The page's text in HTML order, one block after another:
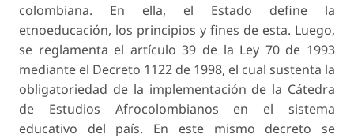
colombiana. En ella, el Estado define la
etnoeducación, los principios y fines de esta. Luego,
se reglamenta el artículo 39 de la Ley 70 de 1993
mediante el Decreto 1122 de 1998, el cual sustenta la
obligatoriedad de la implementación de la Cátedra
de Estudios Afrocolombianos en el sistema
educativo del país. En este mismo decreto se